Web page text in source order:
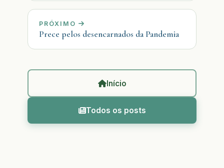
PRÓXIMO
Prece pelos desencarnados da Pandemia
Início
Todos os posts